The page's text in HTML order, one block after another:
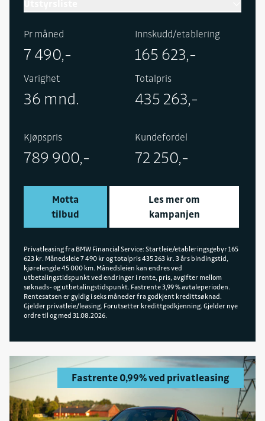
Pr måned
7 490,-
Innskudd/etablering
165 623,-
Varighet
36 mnd.
Totalpris
435 263,-
Kjøpspris
789 900,-
Kundefordel
72 250,-
Motta
tilbud
Les mer om
kampanjen
Privatleasing fra BMW Financial Service: Startleie/etableringsgebyr 165
623 kr. Månedsleie 7 490 kr og totalpris 435 263 kr. 3 års bindingstid,
kjørelengde 45 000 km. Månedsleien kan endres ved
utbetalingstidspunkt ved endringer i rente, pris, avgifter mellom
søknads- og utbetalingstidspunkt. Fastrente 3,99 % avtaleperioden.
Rentesatsen er gyldig i seks måneder fra godkjent kredittsøknad.
Gjelder privatleie/leasing. Forutsetter kredittgodkjenning. Gjelder nye
ordre til og med 31.08.2026.
Fastrente 0,99% ved privatleasing